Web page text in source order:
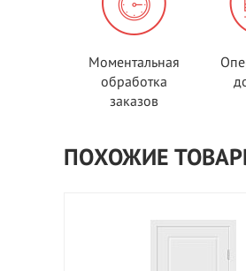
Моментальная
обработка
заказов
ПОХОЖИЕ